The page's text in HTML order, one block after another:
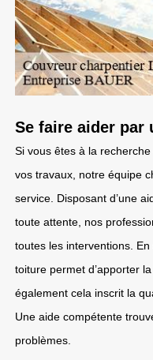
Se faire aider par
Si vous êtes à la
vos travaux, notre équipe
service. Disposant d’une
toute attente, nos
toutes les interventions.
toiture permet d’apporter
également cela inscrit la
Une aide compétente
problèmes.